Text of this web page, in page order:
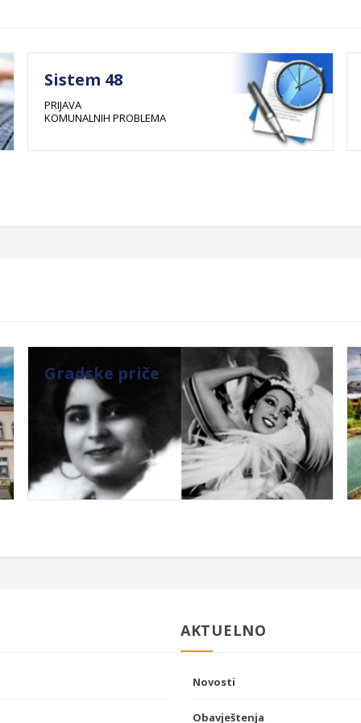
Sistem 48
PRIJAVA
KOMUNALNIH PROBLEMA
Gradske priče
AKTUELNO
Novosti
Obavještenja